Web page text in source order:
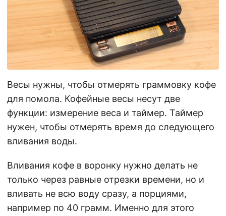
Весы нужны, чтобы отмерять граммовку кофе
для помола. Кофейные весы несут две
функции: измерение веса и таймер. Таймер
нужен, чтобы отмерять время до следующего
вливания воды.
Вливания кофе в воронку нужно делать не
только через равные отрезки времени, но и
вливать не всю воду сразу, а порциями,
например по 40 грамм. Именно для этого